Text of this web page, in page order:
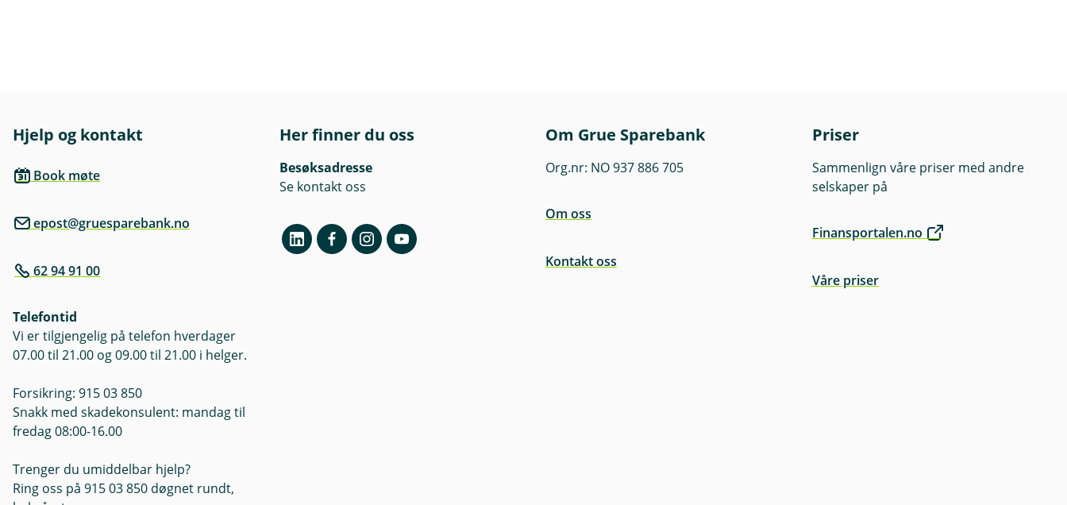
Hjelp og kontakt
Book møte
epost@gruesparebank.no
62 94 91 00
Telefontid
Vi er tilgjengelig på telefon hverdager
07.00 til 21.00 og 09.00 til 21.00 i helger.
Forsikring: 915 03 850
Snakk med skadekonsulent: mandag til
fredag 08:00-16.00
Trenger du umiddelbar hjelp?
Ring oss på 915 03 850 døgnet rundt,
Her finner du oss
Besøksadresse
Se kontakt oss
Om Grue Sparebank
Org.nr: NO 937 886 705
Om oss
Kontakt oss
Priser
Sammenlign våre priser med andre
selskaper på
Finansportalen.no
Våre priser